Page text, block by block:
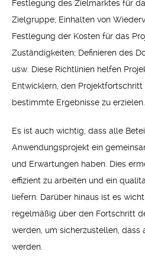
Festlegung des Zielmarktes für
Zielgruppe; Einhalten von
Festlegung der Kosten für das
Zuständigkeiten; Definieren des
usw. Diese Richtlinien helfen
Entwicklern, den
bestimmte Ergebnisse zu erzielen.
Es ist auch wichtig, dass alle
Anwendungsprojekt ein
und Erwartungen haben. Dies
effizient zu arbeiten und ein
liefern. Darüber hinaus ist es
regelmäßig über den Fortschritt
werden, um sicherzustellen,
werden.